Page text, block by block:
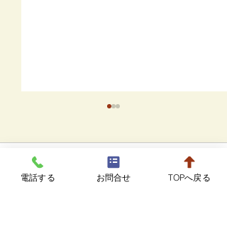
ついて
駐車場の増設工事のため、８
コメント
電話する お問合せ TOPへ戻る